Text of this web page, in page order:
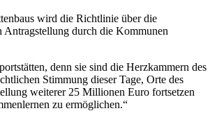
wird die Richtlinie über die
durch die Kommunen
denn sie sind die Herzkammern des
Stimmung dieser Tage, Orte des
weiterer 25 Millionen Euro fortsetzen
zu ermöglichen.“